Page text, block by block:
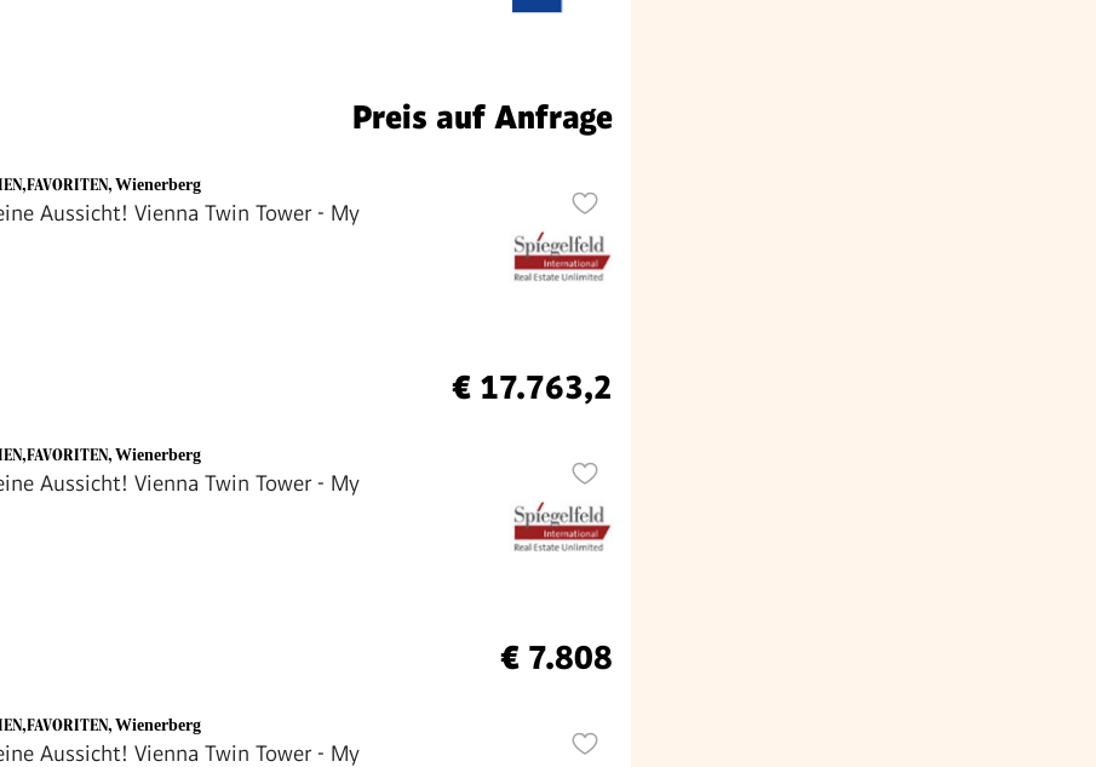
Preis auf Anfrage
, Wienerberg
Aussicht! Vienna Twin Tower - My
€ 17.763,2
, Wienerberg
Aussicht! Vienna Twin Tower - My
€ 7.808
, Wienerberg
Aussicht! Vienna Twin Tower - My